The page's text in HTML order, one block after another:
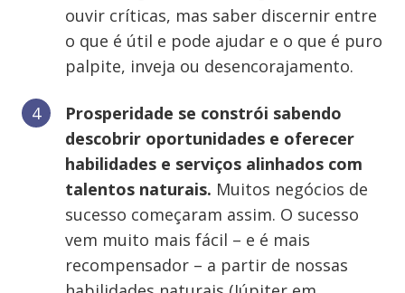
ouvir críticas, mas saber discernir entre
o que é útil e pode ajudar e o que é puro
palpite, inveja ou desencorajamento.
Prosperidade se constrói sabendo
descobrir oportunidades e oferecer
habilidades e serviços alinhados com
talentos naturais. Muitos negócios de
sucesso começaram assim. O sucesso
vem muito mais fácil – e é mais
recompensador – a partir de nossas